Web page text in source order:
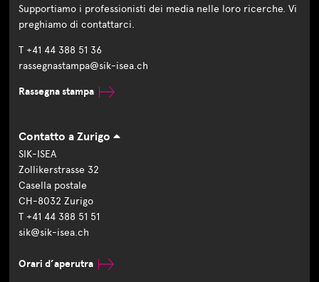
Supportiamo i professionisti dei media nelle loro ricerche. Vi
preghiamo di contattarci.
T +41 44 388 51 36
rassegnastampa@sik-isea.ch
Rassegna stampa
Contatto a Zurigo
SIK-ISEA
Zollikerstrasse 32
Casella postale
CH-8032 Zurigo
T +41 44 388 51 51
sik@sik-isea.ch
Orari d’aperutra